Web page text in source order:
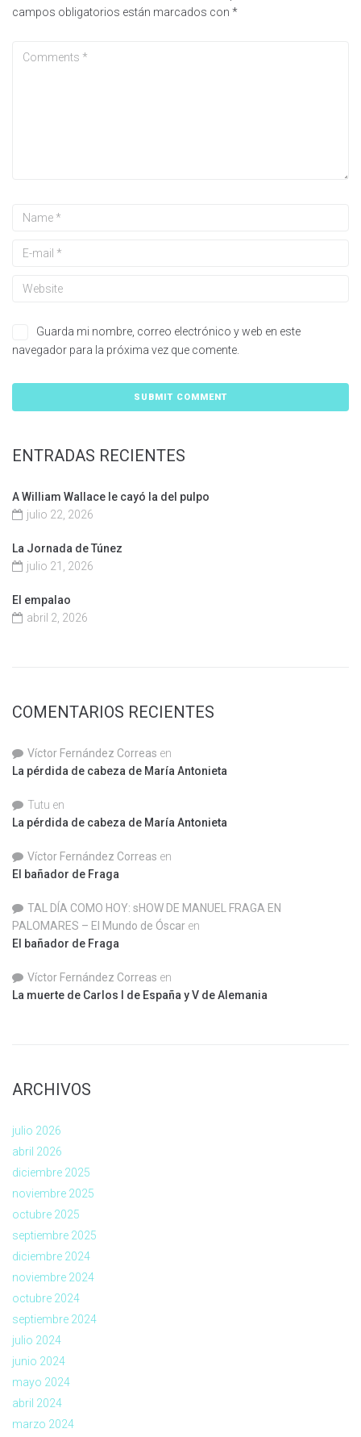
campos obligatorios están marcados con *
Guarda mi nombre, correo electrónico y web en este
navegador para la próxima vez que comente.
ENTRADAS RECIENTES
A William Wallace le cayó la del pulpo
julio 22, 2026
La Jornada de Túnez
julio 21, 2026
El empalao
abril 2, 2026
COMENTARIOS RECIENTES
Víctor Fernández Correas en
La pérdida de cabeza de María Antonieta
Tutu en
La pérdida de cabeza de María Antonieta
Víctor Fernández Correas en
El bañador de Fraga
TAL DÍA COMO HOY: sHOW DE MANUEL FRAGA EN
PALOMARES – El Mundo de Óscar en
El bañador de Fraga
Víctor Fernández Correas en
La muerte de Carlos I de España y V de Alemania
ARCHIVOS
julio 2026
abril 2026
diciembre 2025
noviembre 2025
octubre 2025
septiembre 2025
diciembre 2024
noviembre 2024
octubre 2024
septiembre 2024
julio 2024
junio 2024
mayo 2024
abril 2024
marzo 2024